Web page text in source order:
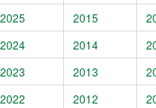
2025
2015
2024
2014
2023
2013
2022
2012